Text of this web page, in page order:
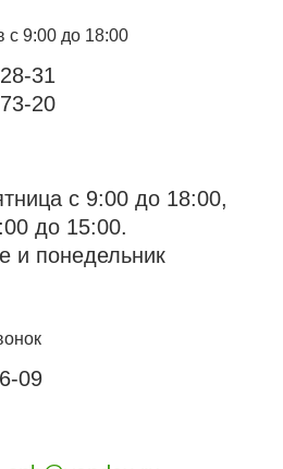
с 9:00 до 18:00
31
20
с 9:00 до 18:00,
до 15:00.
и понедельник
09